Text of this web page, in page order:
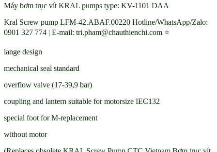
Máy bơm trục vít KRAL pumps type: KV-1101 DAA
Kral Screw pump LFM-42.ABAF.00220 Hotline/WhatsApp/Zalo:
0901 327 774 | E-mail: tri.pham@chauthienchi.com ⭐
lange design
mechanical seal standard
overflow valve (17-39,9 bar)
coupling and lantern suitable for motorsize IEC132
special foot for M-replacement
without motor